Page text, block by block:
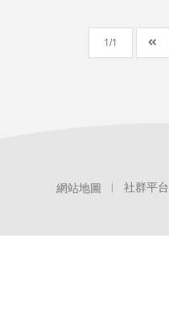
1 1
網站地圖 社群平台